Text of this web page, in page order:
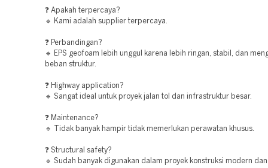
❓ Apakah terpercaya?
🔹 Kami adalah supplier terpercaya.
❓ Perbandingan?
🔹 EPS geofoam lebih unggul karena lebih ringan, stabil, dan
beban struktur.
❓ Highway application?
🔹 Sangat ideal untuk proyek jalan tol dan infrastruktur besar.
❓ Maintenance?
🔹 Tidak banyak hampir tidak memerlukan perawatan khusus.
❓ Structural safety?
🔹 Sudah banyak digunakan dalam proyek konstruksi modern dan